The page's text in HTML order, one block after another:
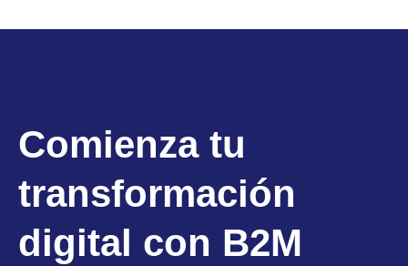
Comienza tu
transformación
digital con B2M